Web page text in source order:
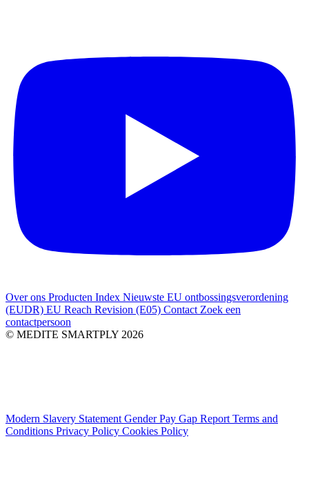
Over ons Producten Index Nieuwste EU ontbossingsverordening
(EUDR) EU Reach Revision (E05) Contact Zoek een
contactpersoon
© MEDITE SMARTPLY 2026
Modern Slavery Statement Gender Pay Gap Report Terms and
Conditions Privacy Policy Cookies Policy